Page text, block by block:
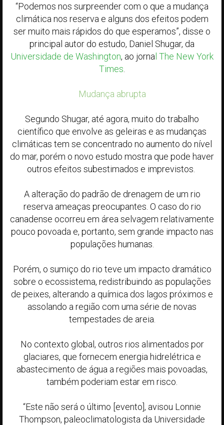
“Podemos nos surpreender com o que a mudança
climática nos reserva e alguns dos efeitos podem
ser muito mais rápidos do que esperamos”, disse o
principal autor do estudo, Daniel Shugar, da
Universidade de Washington, ao jorna l The New York
Times
Mudança abrupta
Segundo Shugar, até agora, muito do trabalho
científico que envolve as geleiras e as mudanças
climáticas tem se concentrado no aumento do nível
do mar, porém o novo estudo mostra que pode haver
outros efeitos subestimados e imprevistos.
A alteração do padrão de drenagem de um rio
reserva ameaças preocupantes. O caso do rio
canadense ocorreu em área selvagem relativamente
pouco povoada e, portanto, sem grande impacto nas
populações humanas.
Porém, o sumiço do rio teve um impacto dramático
sobre o ecossistema, redistribuindo as populações
de peixes, alterando a química dos lagos próximos e
assolando a região com uma série de novas
tempestades de areia.
No contexto global, outros rios alimentados por
glaciares, que fornecem energia hidrelétrica e
abastecimento de água a regiões mais povoadas,
também poderiam estar em risco.
“Este não será o último [evento], avisou Lonnie
Thompson, paleoclimatologista da Universidade